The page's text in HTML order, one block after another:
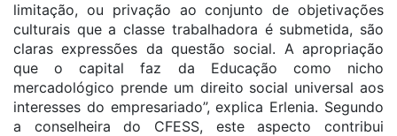
limitação, ou privação ao conjunto de objetivações
culturais que a classe trabalhadora é submetida, são
claras expressões da questão social. A apropriação
que o capital faz da Educação como nicho
mercadológico prende um direito social universal aos
interesses do empresariado”, explica Erlenia. Segundo
a conselheira do CFESS, este aspecto contribui